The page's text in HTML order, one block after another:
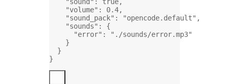
"sound" : true,
"volume" : 0.4,
"sound_pack" : "opencode.default" ,
"sounds" : {
"error" :
"./sounds/error.mp3"
}
}
}